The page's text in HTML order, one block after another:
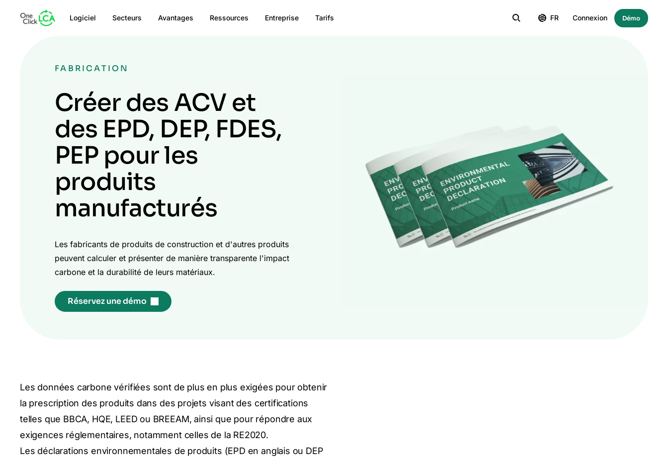
Logiciel Secteurs Avantages Ressources Entreprise Tarifs FR Connexion Démo
FABRICATION
Créer des ACV et
des EPD, DEP, FDES,
PEP pour les
produits
manufacturés
Les fabricants de produits de construction et d'autres produits
peuvent calculer et présenter de manière transparente l'impact
carbone et la durabilité de leurs matériaux.
Réservez une démo
Les données carbone vérifiées sont de plus en plus exigées pour obtenir
la prescription des produits dans des projets visant des certifications
telles que BBCA, HQE, LEED ou BREEAM, ainsi que pour répondre aux
exigences réglementaires, notamment celles de la RE2020.
Les déclarations environnementales de produits (EPD en anglais ou DEP